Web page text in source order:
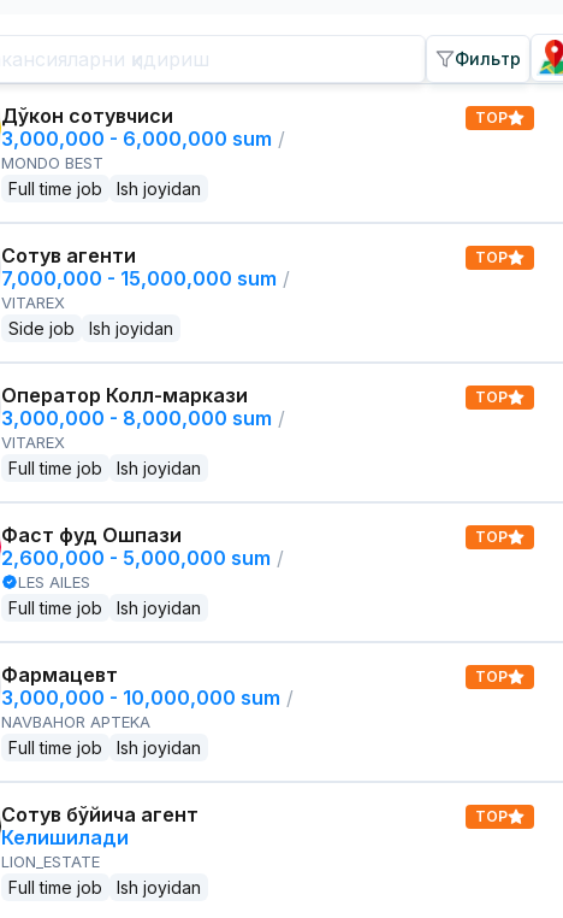
Фильтр
Дўкон сотувчиси
3,000,000 - 6,000,000 sum /
MONDO BEST
Full time job Ish joyidan
TOP
Сотув агенти
7,000,000 - 15,000,000 sum /
VITAREX
Side job Ish joyidan
TOP
Оператор Колл-маркази
3,000,000 - 8,000,000 sum /
VITAREX
Full time job Ish joyidan
TOP
Фаст фуд Ошпази
2,600,000 - 5,000,000 sum /
LES AILES
Full time job Ish joyidan
TOP
Фармацевт
3,000,000 - 10,000,000 sum /
NAVBAHOR APTEKA
Full time job Ish joyidan
TOP
Сотув бўйича агент
Келишилади
LION_ESTATE
Full time job Ish joyidan
TOP